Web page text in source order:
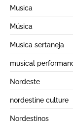
Musica
Música
Musica sertaneja
musical
Nordeste
nordestine culture
Nordestinos